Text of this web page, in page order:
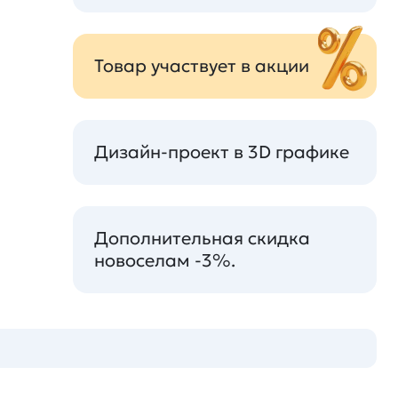
Товар участвует в акции
Дизайн-проект в 3D графике
Дополнительная скидка
новоселам -3%.